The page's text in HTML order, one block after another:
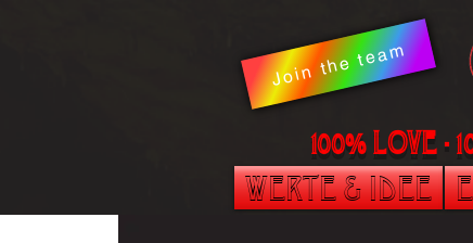
100% LOVE
Join the team
Werte & Idee